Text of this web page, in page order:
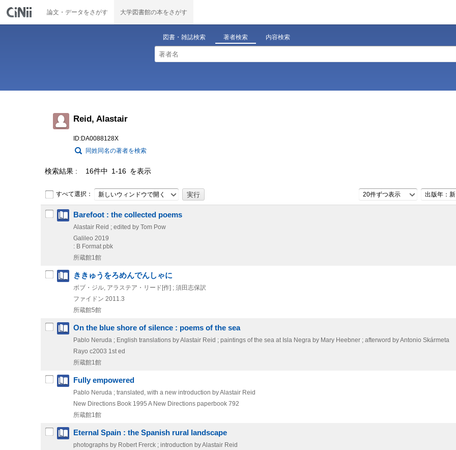
論文・データをさがす 大学図書館の本をさがす
図書・雑誌検索 著者検索 内容検索
Reid, Alastair
ID:DA0088128X
同姓同名の著者を検索
検索結果 16件中 1-16 を表示
すべて選択： 新しいウィンドウで開く 20件ずつ表示 出版年：
Barefoot : the collected poems
Alastair Reid ; edited by Tom Pow
Galileo 2019
: B Format pbk
所蔵館1館
ききゅうをろめんでんしゃに
ボブ・ジル, アラステア・リード[作] ; 須田志保訳
ファイドン 2011.3
所蔵館5館
On the blue shore of silence : poems of the sea
Pablo Neruda ; English translations by Alastair Reid ; paintings of the sea at Isla Negra by Mary Heebner ; afterword by Antonio Skármeta
Rayo c2003 1st ed
所蔵館1館
Fully empowered
Pablo Neruda ; translated, with a new introduction by Alastair Reid
New Directions Book 1995 A New Directions paperbook 792
所蔵館1館
Eternal Spain : the Spanish rural landscape
photographs by Robert Frerck ; introduction by Alastair Reid